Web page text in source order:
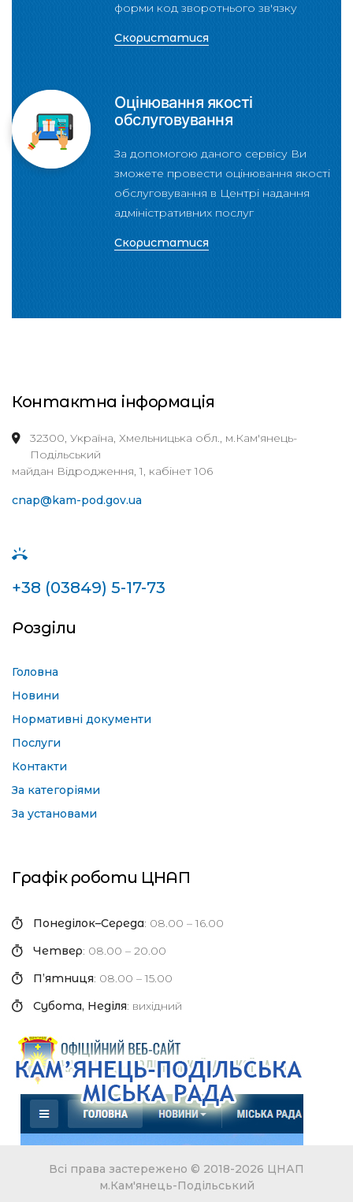
форми код зворотнього зв'язку
Скористатися
Оцінювання якості
обслуговування
За допомогою даного сервісу Ви
зможете провести оцінювання якості
обслуговування в Центрі надання
адміністративних послуг
Скористатися
Контактна інформація
32300, Україна, Хмельницька обл., м.Кам'янець-
Подільський
майдан Відродження, 1, кабінет 106
cnap@kam-pod.gov.ua
+38 (03849) 5-17-73
Розділи
Головна
Новини
Нормативні документи
Послуги
Контакти
За категоріями
За установами
Графік роботи ЦНАП
Понеділок–Середа: 08.00 – 16.00
Четвер: 08.00 – 20.00
П’ятниця: 08.00 – 15.00
Субота, Неділя: вихідний
Всі права застережено © 2018-2026 ЦНАП
м.Кам'янець-Подільський